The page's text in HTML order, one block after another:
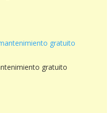
gratuito